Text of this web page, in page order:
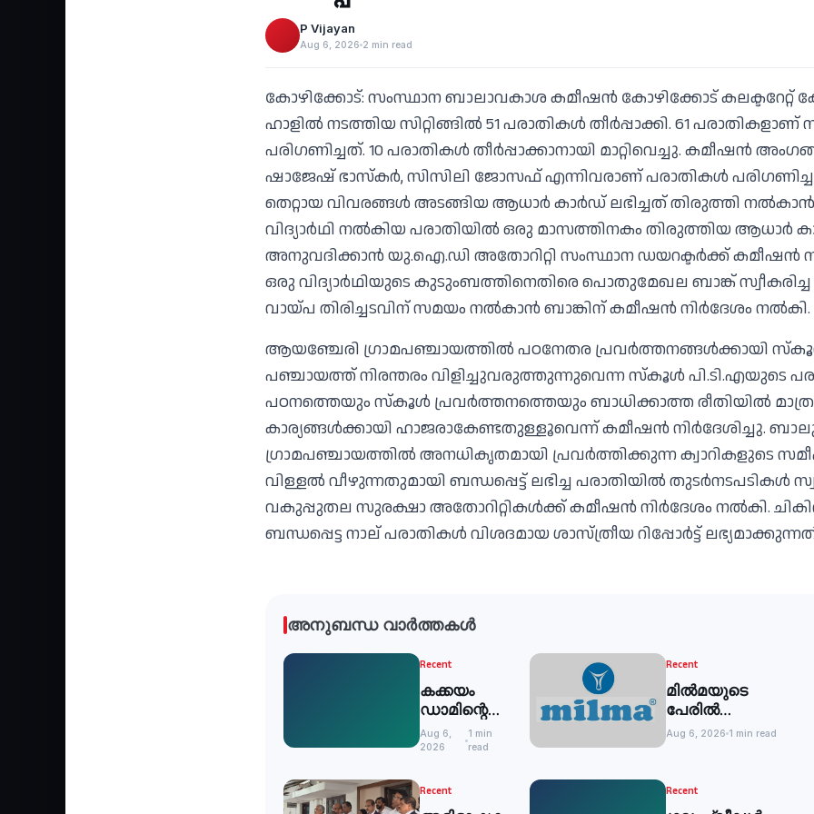
P Vijayan
Aug 6, 2026 2 min read
കോഴിക്കോട്: സംസ്ഥാന ബാലാവകാശ കമീഷന്‍ കോഴിക്കോട്
ഹാളില്‍ നടത്തിയ സിറ്റിങ്ങില്‍ 51 പരാതികള്‍ തീര്‍പ്പാക്കി. 61 പരാതികളാണ്
പരിഗണിച്ചത്. 10 പരാതികള്‍ തീര്‍പ്പാക്കാനായി മാറ്റിവെച്ചു. കമീഷന്‍
ഷാജേഷ് ഭാസ്‌കര്‍, സിസിലി ജോസഫ് എന്നിവരാണ് പരാതികള്‍
തെറ്റായ വിവരങ്ങള്‍ അടങ്ങിയ ആധാര്‍ കാര്‍ഡ് ലഭിച്ചത് തിരുത്തി നല്‍കാന്‍
വിദ്യാര്‍ഥി നല്‍കിയ പരാതിയില്‍ ഒരു മാസത്തിനകം തിരുത്തിയ ആധാര്‍
അനുവദിക്കാന്‍ യു.ഐ.ഡി അതോറിറ്റി സംസ്ഥാന ഡയറക്ടര്‍ക്ക് കമീഷന്‍
ഒരു വിദ്യാര്‍ഥിയുടെ കുടുംബത്തിനെതിരെ പൊതുമേഖല ബാങ്ക് സ്വീകരിച്ച
വായ്പ തിരിച്ചടവിന് സമയം നല്‍കാന്‍ ബാങ്കിന് കമീഷന്‍ നിര്‍ദേശം നല്‍കി.
ആയഞ്ചേരി ഗ്രാമപഞ്ചായത്തില്‍ പഠനേതര പ്രവര്‍ത്തനങ്ങള്‍ക്കായി
പഞ്ചായത്ത് നിരന്തരം വിളിച്ചുവരുത്തുന്നുവെന്ന സ്‌കൂള്‍ പി.ടി.എയുടെ
പഠനത്തെയും സ്‌കൂള്‍ പ്രവര്‍ത്തനത്തെയും ബാധിക്കാത്ത രീതിയില്‍
കാര്യങ്ങള്‍ക്കായി ഹാജരാകേണ്ടതുള്ളൂവെന്ന് കമീഷന്‍ നിര്‍ദേശിച്ചു.
ഗ്രാമപഞ്ചായത്തില്‍ അനധികൃതമായി പ്രവര്‍ത്തിക്കുന്ന ക്വാറികളുടെ
വിള്ളല്‍ വീഴുന്നതുമായി ബന്ധപ്പെട്ട് ലഭിച്ച പരാതിയില്‍ തുടര്‍നടപടികള്‍
വകുപ്പുതല സുരക്ഷാ അതോറിറ്റികള്‍ക്ക് കമീഷന്‍ നിര്‍ദേശം നല്‍കി.
ബന്ധപ്പെട്ട നാല് പരാതികള്‍ വിശദമായ ശാസ്ത്രീയ റിപ്പോര്‍ട്ട്
അനുബന്ധ വാർത്തകൾ
Recent
കക്കയം
ഡാമിന്റെ
ഷട്ടറുകള്‍
അടച്ചു
Aug 6,
2026
1 min
read
Recent
മില്‍മയുടെ
പേരില്‍
വ്യാജസന്ദേശം:
Aug 6, 2026 1 min read
Recent Recent